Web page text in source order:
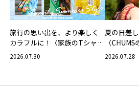
旅行の思い出を、より楽しく
カラフルに！〈家族のTシャツ
スタイリング特集〉
2026.07.30
夏の日差
〈
ドウェア〉
2026.07.28